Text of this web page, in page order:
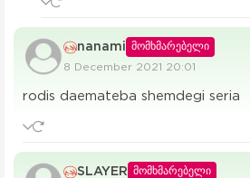
nanami მომხმარებელი
8 December 2021 20:01
rodis daemateba shemdegi seria
SLAYER მომხმარებელი